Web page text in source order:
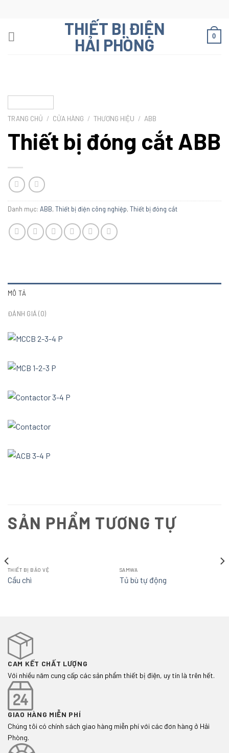
content
THIẾT BỊ ĐIỆN
HẢI PHÒNG
0
TRANG CHỦ / CỬA HÀNG / THƯƠNG HIỆU / ABB
Thiết bị đóng cắt ABB
Danh mục: ABB, Thiết bị điện công nghiệp, Thiết bị đóng cắt
MÔ TẢ
ĐÁNH GIÁ (0)
SẢN PHẨM TƯƠNG TỰ
THIẾT BỊ BẢO VỆ
Cầu chì
SAMWA
Tủ bù tự động
CAM KẾT CHẤT LƯỢNG
Với nhiều năm cung cấp các sản phẩm thiết bị điện, uy tín là trên hết.
GIAO HÀNG MIỄN PHÍ
Chúng tôi có chính sách giao hàng miễn phí với các đơn hàng ở Hải
Phòng.